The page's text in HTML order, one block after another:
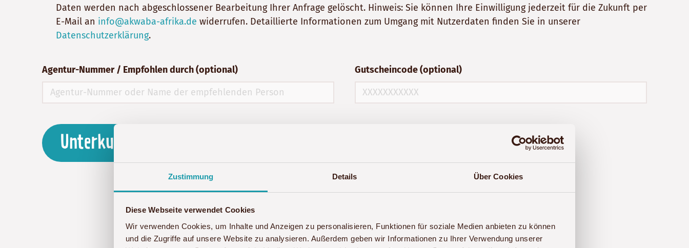
Zustimmung Details Über Cookies
Diese Webseite verwendet Cookies
Wir verwenden Cookies, um Inhalte und Anzeigen zu personalisieren, Funktionen für soziale Medien anbieten zu können
und die Zugriffe auf unsere Website zu analysieren. Außerdem geben wir Informationen zu Ihrer Verwendung unserer
Daten werden nach abgeschlossener Bearbeitung Ihrer Anfrage gelöscht. Hinweis: Sie können Ihre Einwilligung jederzeit für die Zukunft per
E-Mail an info@akwaba-afrika.de widerrufen. Detaillierte Informationen zum Umgang mit Nutzerdaten finden Sie in unserer
Datenschutzerklärung.
Agentur-Nummer / Empfohlen durch (optional) Gutscheincode (optional)
Unterkunft anfragen